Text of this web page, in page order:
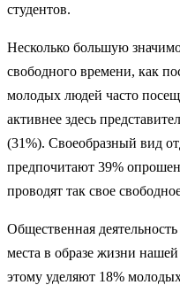
студентов.
Несколько большую
свободного времени, как
молодых людей часто
активнее здесь
(31%). Своеобразный вид
предпочитают 39%
проводят так свое
Общественная
места в образе жизни
этому уделяют 18%